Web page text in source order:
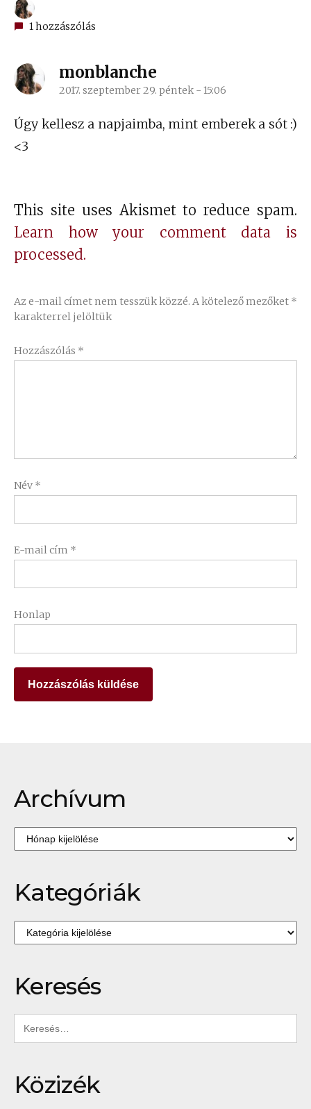
1 hozzászólás
monblanche
szerint:
2017. szeptember 29. péntek - 15:06
Úgy kellesz a napjaimba, mint emberek a sót :)
<3
Az e-mail címet nem tesszük közzé. A kötelező mezőket *
karakterrel jelöltük
Hozzászólás *
Név *
E-mail cím *
Honlap
This site uses Akismet to reduce spam.
Learn how your comment data is
processed.
Archívum
Archívum
Kategóriák
Kategóriák
Keresés
Keresés:
Közizék